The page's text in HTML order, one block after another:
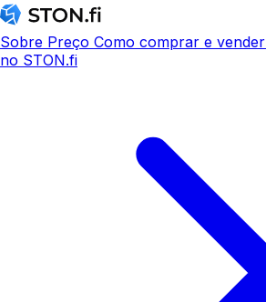
Sobre Preço Como comprar e vender
no STON.fi